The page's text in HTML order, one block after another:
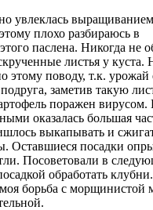
увлеклась выращиванием
плохо разбираюсь в
паслена. Никогда не
листья у куста.
этому поводу, т.к. урожай
заметив такую
поражен
оказалась большая
выкапывать и
Оставшиеся посадки
Посоветовали в
обработать клубни.
борьба с морщинистой